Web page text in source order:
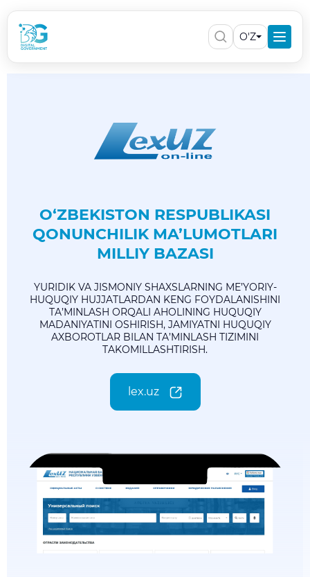
O'Z
O‘ZBEKISTON RESPUBLIKASI
QONUNCHILIK MA’LUMOTLARI
MILLIY BAZASI
YURIDIK VA JISMONIY SHAXSLARNING ME’YORIY-
HUQUQIY HUJJATLARDAN KENG FOYDALANISHINI
TA’MINLASH ORQALI AHOLINING HUQUQIY
MADANIYATINI OSHIRISH, JAMIYATNI HUQUQIY
AXBOROTLAR BILAN TA’MINLASH TIZIMINI
TAKOMILLASHTIRISH.
lex.uz